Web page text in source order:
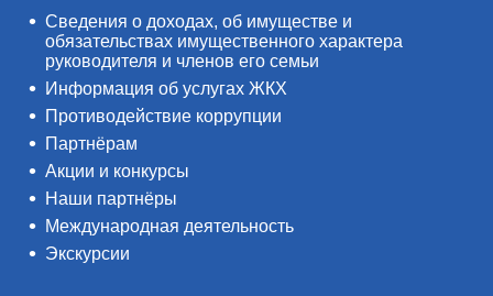
Сведения о доходах, об имуществе и
обязательствах имущественного характера
руководителя и членов его семьи
Информация об услугах ЖКХ
Противодействие коррупции
Партнёрам
Акции и конкурсы
Наши партнёры
Международная деятельность
Экскурсии